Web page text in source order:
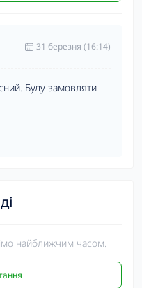
31 березня (16:14)
Буду замовляти
найближчим часом.